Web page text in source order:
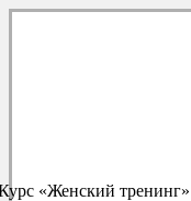
«Женский тренинг»